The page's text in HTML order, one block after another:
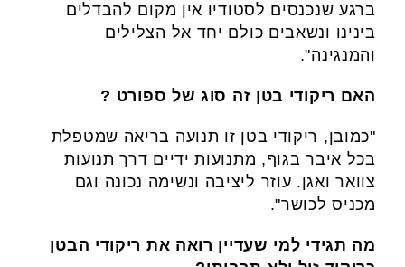
ברגע שנכנסים לסטודיו אין מקום להבדלים
בינינו ונשאבים כולם יחד אל הצלילים
והמנגינה".
האם ריקודי בטן זה סוג של ספורט ?
"כמובן, ריקודי בטן זו תנועה בריאה שמטפלת
בכל איבר בגוף, מתנועות ידיים דרך תנועות
צוואר ואגן. עוזר ליציבה ונשימה נכונה וגם
מכניס לכושר".
מה תגידי למי שעדיין רואה את ריקודי הבטן